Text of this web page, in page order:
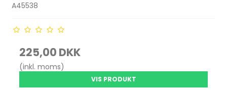
A45538
225,00 DKK
(inkl. moms)
VIS PRODUKT